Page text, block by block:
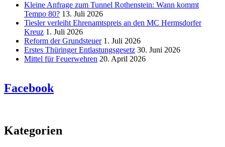
Kleine Anfrage zum Tunnel Rothenstein: Wann kommt
Tempo 80? 13. Juli 2026
Tiesler verleiht Ehrenamtspreis an den MC Hermsdorfer
Kreuz 1. Juli 2026
Reform der Grundsteuer 1. Juli 2026
Erstes Thüringer Entlastungsgesetz 30. Juni 2026
Mittel für Feuerwehren 20. April 2026
Facebook
Kategorien